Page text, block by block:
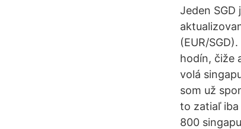
Jeden SGD
(EUR/
hodín, čiže
volá
som už
to zatiaľ iba
800